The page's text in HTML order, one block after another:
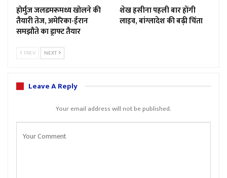
होर्मुज जलडमरूमध्य खोलने की
तैयारी तेज, अमेरिका-ईरान
समझौते का ड्राफ्ट तैयार
शेख हसीना पहली बार होंगी
लाइव, बांग्लादेश की बढ़ी चिंता
PREV NEXT
Leave A Reply
Your email address will not be published.